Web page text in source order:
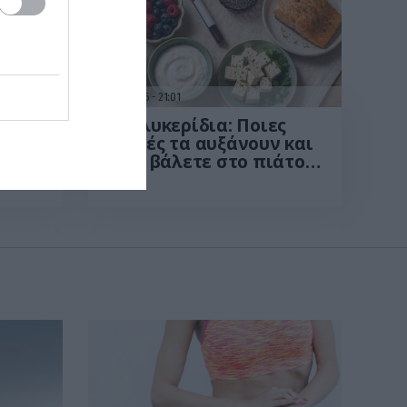
13.07.2026 21:01
Τριγλυκερίδια: Ποιες
τροφές τα αυξάνουν και
τι να βάλετε στο πιάτο
ρύθμισή τους